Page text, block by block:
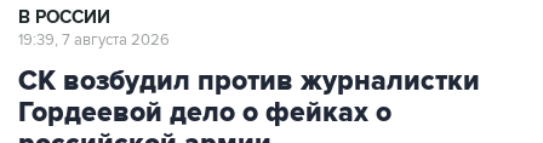
В РОССИИ
19:39, 7 августа 2026
СК возбудил против журналистки
Гордеевой дело о фейках о